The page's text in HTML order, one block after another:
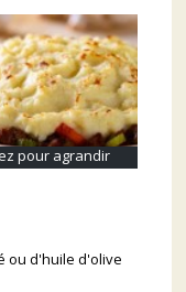
pour agrandir
ou d'huile d'olive